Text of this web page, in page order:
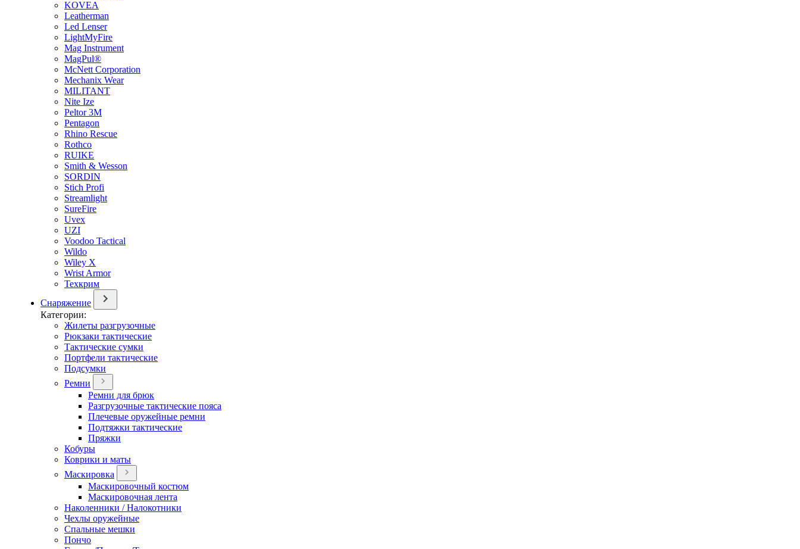
KOVEA
Leatherman
Led Lenser
LightMyFire
Mag Instrument
MagPul®
McNett Corporation
Mechanix Wear
MILITANT
Nite Ize
Peltor 3M
Pentagon
Rhino Rescue
Rothco
RUIKE
Smith & Wesson
SORDIN
Stich Profi
Streamlight
SureFire
Uvex
UZI
Voodoo Tactical
Wildo
Wiley X
Wrist Armor
Техкрим
Снаряжение
Категории:
Жилеты разгрузочные
Рюкзаки тактические
Тактические сумки
Портфели тактические
Подсумки
Ремни
Ремни для брюк
Разгрузочные тактические пояса
Плечевые оружейные ремни
Подтяжки тактические
Пряжки
Кобуры
Коврики и маты
Маскировка
Маскировочный костюм
Маскировочная лента
Наколенники / Налокотники
Чехлы оружейные
Спальные мешки
Пончо